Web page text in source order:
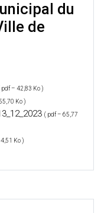
du
de
pdf – 42,83 Ko )
Ko )
( pdf – 65,77
Ko )